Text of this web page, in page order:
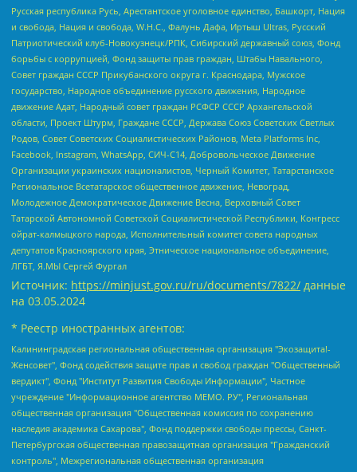
Русская республика Русь, Арестантское уголовное единство, Башкорт, Нация
и свобода, Нация и свобода, W.H.С., Фалунь Дафа, Иртыш Ultras, Русский
Патриотический клуб-Новокузнецк/РПК, Сибирский державный союз, Фонд
борьбы с коррупцией, Фонд защиты прав граждан, Штабы Навального,
Совет граждан СССР Прикубанского округа г. Краснодара, Мужское
государство, Народное объединение русского движения, Народное
движение Адат, Народный совет граждан РСФСР СССР Архангельской
области, Проект Штурм, Граждане СССР, Держава Союз Советских Светлых
Родов, Совет Советских Социалистических Районов, Meta Platforms Inc,
Facebook, Instagram, WhatsApp, СИЧ-С14, Добровольческое Движение
Организации украинских националистов, Черный Комитет, Татарстанское
Региональное Всетатарское общественное движение, Невоград,
Молодежное Демократическое Движение Весна, Верховный Совет
Татарской Автономной Советской Социалистической Республики, Конгресс
ойрат-калмыцкого народа, Исполнительный комитет совета народных
депутатов Красноярского края, Этническое национальное объединение,
ЛГБТ, Я.МЫ Сергей Фургал
Источник: https://minjust.gov.ru/ru/documents/7822/ данные
на 03.05.2024
* Реестр иностранных агентов:
Калининградская региональная общественная организация "Экозащита!-Женсовет", Фонд содействия защите прав и свобод граждан "Общественный вердикт", Фонд "Институт Развития Свободы Информации", Частное учреждение "Информационное агентство МЕМО. РУ", Региональная общественная организация "Общественная комиссия по сохранению наследия академика Сахарова", Фонд поддержки свободы прессы, Санкт-Петербургская общественная правозащитная организация "Гражданский контроль", Межрегиональная общественная организация "Информационно-просветительский центр "Мемориал", Региональный Фонд "Центр Защиты Прав Средств Массовой Информации", с 05.12.2023 Фонд "Центр Защиты Прав Средств массовой информации", Региональная общественная благотворительная организация помощи беженцам и мигрантам "Гражданское содействие", Негосударственное образовательное учреждение дополнительного профессионального образования (повышение квалификации) специалистов "АКАДЕМИЯ ПО ПРАВАМ ЧЕЛОВЕКА", Свердловская региональная общественная организация "Сутяжник", Автономная некоммерческая организация "Центр независимых социологических исследований", Союз общественных объединений "Российский исследовательский центр по правам человека", Региональное общественное учреждение научно-информационный центр "МЕМОРИАЛ", Некоммерческая организация "Фонд защиты гласности", Автономная некоммерческая организация "Институт прав человека", Городская общественная организация "Екатеринбургское общество "МЕМОРИАЛ", Городская общественная организация "Рязанское историко-просветительское и правозащитное общество "Мемориал" (Рязанский Мемориал), Челябинский региональный орган общественной самодеятельности – женское общественное объединение "Женщины Евразии", Челябинский региональный орган общественной самодеятельности "Уральская правозащитная группа", Фонд содействия защите здоровья и социальной справедливости имени Андрея Рылькова, Автономная Некоммерческая Организация "Аналитический Центр Юрия Левады", Автономная некоммерческая организация социальной поддержки населения "Проект Апрель", Региональная общественная организация помощи женщинам и детям, находящимся в кризисной ситуации "Информационно-методический центр "Анна", Фонд содействия развитию массовых коммуникаций и правовому просвещению "Так-так-Так", Фонд содействия устойчивому развитию "Серебряная тайга", Свердловский региональный общественный фонд социальных проектов "Новое время", "Idel.Реалии", Кавказ.Реалии, Крым.Реалии, Телеканал Настоящее Время, Татаро-башкирская служба Радио Свобода (Azatliq Radiosi), Радио Свободная Европа/Радио Свобода (PCE/PC), "Сибирь.Реалии", "Фактограф", Благотворительный фонд помощи осужденным и их семьям, Автономная некоммерческая организация "Институт глобализации и социальных движений", Фонд "В защиту прав заключенных", Частное учреждение "Центр поддержки и содействия развитию средств массовой информации", Пензенский региональный общественный благотворительный фонд "Гражданский союз", "Север.Реалии", Некоммерческая организация Фонд "Правовая инициатива", Общество с ограниченной ответственностью "Радио Свободная Европа/Радио Свобода", Чешское информационное агентство "MEDIUM-ORIENT", Красноярская региональная общественная организация "Мы против СПИДа", Камалягин Денис Николаевич, Маркелов Сергей Евгеньевич, Пономарев Лев Александрович, Савицкая Людмила Алексеевна, Автономная некоммерческая организация "Центр по работе с проблемой насилия "НАСИЛИЮ.НЕТ", Межрегиональный профессиональный союз работников здравоохранения "Альянс врачей", Юридическое лицо, зарегистрированное в Латвийской Республике, SIA "Medusa Project" (регистрационный номер 40103797863, дата регистрации 10.06.2014), Некоммерческая организация "Фонд по борьбе с коррупцией", Автономная некоммерческая организация "Институт права и публичной политики", Баданин Роман Сергеевич, Гликин Максим Александрович, Железнова Мария Михайловна, Лукьянова Юлия Сергеевна, Маетная Елизавета Витальевна, Маняхин Петр Борисович, Чуракова Ольга Владимировна, Ярош Юлия Петровна, Юридическое лицо "The Insider SIA", зарегистрированное в Риге, Латвийская Республика (дата регистрации 26.06.2015), являющееся администратором доменного имени интернет-издания "The Insider SIA", https://theins.ru, Постернак Алексей Евгеньевич, Рубин Михаил Аркадьевич, Анин Роман Александрович, Юридическое лицо Istories fonds, зарегистрированное в Латвийской Республике (регистрационный номер 50008295751, дата регистрации 24.02.2020), Великовский Дмитрий Александрович, Долинина Ирина Николаевна, Мароховская Алеся Алексеевна, Шлейнов Роман Юрьевич, Шмагун Олеся Валентиновна, Общество с ограниченной ответственностью "Альтаир 2021", Общество с ограниченной ответственностью "Вега 2021", Общество с ограниченной ответственностью "Главный редактор 2021", Общество с ограниченной ответственностью "Ромашки монолит", Важенков Артем Валерьевич, Ивановская областная общественная организация "Центр гендерных исследований", Гурман Юрий Альбертович, Медиапроект "ОВД-Инфо", Егоров Владимир Владимирович, Жилинский Владимир Александрович, Общество с ограниченной ответственностью "ЗП", Иванова София Юрьевна, Карезина Инна Павловна, Кильтау Екатерина Викторовна, Петров Алексей Викторович, Пискунов Сергей Евгеньевич, Смирнов Сергей Сергеевич, Тихонов Михаил Сергеевич, Общество с ограниченной ответственностью "ЖУРНАЛИСТ-ИНОСТРАННЫЙ АГЕНТ", Арапова Галина Юрьевна, Вольтская Татьяна Анатольевна, Американская компания "Mason G.E.S. Anonymous Foundation" (США), являющаяся владельцем интернет-издания https://mnews.world/, Компания "Stichting Bellingcat", зарегистрированная в Нидерландах (дата регистрации 11.07.2018), Захаров Андрей Вячеславович, Клепиковская Екатерина Дмитриевна, Общество с ограниченной ответственностью "МЕМО", Перл Роман Александрович, Симонов Евгений Алексеевич, Соловьева Елена Анатольевна, Сотников Даниил Владимирович, Сурначева Елизавета Дмитриевна, Автономная некоммерческая организация по защите прав человека и информированию населения "Якутия – Наше Мнение", Общество с ограниченной ответственностью "Москоу диджитал медиа", с 26.01.2023 Общество с ограниченной ответственностью "Чайка Белые сады", Ветошкина Валерия Валерьевна, Заговора Максим Александрович, Межрегиональное общественное движение "Российская ЛГБТ - сеть", Оленичев Максим Владимирович, Павлов Иван Юрьевич, Скворцова Елена Сергеевна, Общество с ограниченной ответственностью "Как бы инагент", Кочетков Игорь Викторович, Общество с ограниченной ответственностью "Честные выборы", Еланчик Олег Александрович, Общество с ограниченной ответственностью "Нобелевский призыв", Гималова Регина Эмилевна, Григорьев Андрей Валерьевич, Григорьева Алина Александровна, Ассоциация по содействию защите прав призывников, альтернативнослужащих и военнослужащих "Правозащитная группа "Гражданин.Армия.Право", Хисамова Регина Фаритовна, Автономная некоммерческая организация по реализации социально-правовых программ "Лилит", Дальневосточное общественное движение "Маяк", Санкт-Петербургская ЛГБТ-инициативная группа "Выход", Инициативная группа ЛГБТ+ "Реверс", Алексеев Андрей Викторович, Бекбулатова Таисия Львовна, Беляев Иван Михайлович, Владыкина Елена Сергеевна, Гельман Марат Александрович, Никульшина Вероника Юрьевна, Толоконникова Надежда Андреевна, Шендерович Виктор Анатольевич, Общество с ограниченной ответственностью "Данное сообщение", Общество с ограниченной ответственностью Издательский дом "Новая глава", Айнбиндер Александра Александровна, Московский комьюнити-центр для ЛГБТ+инициатив, Благотворительный фонд развития филантропии, Deutsche Welle (Германия, Kurt-Schumacher-Strasse 3, 53113 Bonn), Борзунова Мария Михайловна, Воробьев Виктор Викторович, Голубева Анна Львовна, Константинова Алла Михайловна, Малкова Ирина Владимировна, Мурадов Мурад Абдулгалимович, Осетинская Елизавета Николаевна, Понасенков Евгений Николаевич, Ганапольский Матвей Юрьевич, Киселев Евгений Алексеевич, Борухович Ирина Григорьевна, Дремин Иван Тимофеевич, Дубровский Дмитрий Викторович, Красноярская региональная общественная организация поддержки и развития альтернативных образовательных технологий и межкультурных коммуникаций "ИНТЕРРА", Маяковская Екатерина Алексеевна, Фейгин Марк Захарович, Филимонов Андрей Викторович, Дзугкоева Регина Николаевна, Доброхотов Роман Александрович, Дудь Юрий Александрович, Елкин Сергей Владимирович, Кругликов Кирилл Игоревич, Сабунаева Мария Леонидовна, Семенов Алексей Владимирович, Шаинян Карен Багратович, Шульман Екатерина Михайловна, Асафьев Артур Валерьевич, Вахштайн Виктор Семенович, Венедиктов Алексей Алексеевич, Лушникова Екатерина Евгеньевна, Волков Леонид Михайлович, Невзоров Александр Глебович, Пархоменко Сергей Борисович, Сироткин Ярослав Николаевич, Кара-Мурза Владимир Владимирович, Баранова Наталья Владимировна, Гозман Леонид Яковлевич, Кагарлицкий Борис Юльевич, Климарев Михаил Валерьевич, Милов Владимир Станиславович, Автономная некоммерческая организация Краснодарский центр современного искусства "Типография", Моргенштерн Алишер Тагирович, Соболь Любовь Эдуардовна, Общество с ограниченной ответственностью "ЛИЗА НОРМ", Каспаров Гарри Кимович, Ходорковский Михаил Борисович, Общество с ограниченной ответственностью "Апрельские тезисы", Данилович Ирина Брониславовна, Кашин Олег Владимирович, Петров Николай Владимирович, Пивоваров Алексей Владимирович, Соколов Михаил Владимирович, Цветкова Юлия Владимировна, Чичваркин Евгений Александрович, Комитет против пыток/Команда против пыток, Общество с ограниченной ответственностью "Первый научный", Общество с ограниченной ответственностью "Вертолет и ко", Белоцерковская Вероника Борисовна, Кац Максим Евгеньевич, Лазарева Татьяна Юрьевна, Шаведдинов Руслан Табризович, Яшин Илья Валерьевич, Общество с ограниченной ответственностью "Иноагент ААВ", Алешковский Дмитрий Петрович, Альбац Евгения Марковна, Быков Дмитрий Львович, Галямина Юлия Евгеньевна, Лойко Сергей Леонидович, Мартынов Кирилл Константинович, Медведев Сергей Александрович, Крашенинников Федор Геннадиевич, Гордеева Катерина Вл